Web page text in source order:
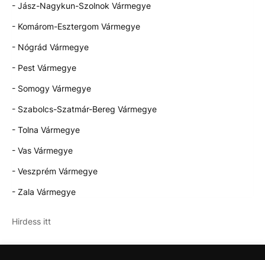
- Jász-Nagykun-Szolnok Vármegye
- Komárom-Esztergom Vármegye
- Nógrád Vármegye
- Pest Vármegye
- Somogy Vármegye
- Szabolcs-Szatmár-Bereg Vármegye
- Tolna Vármegye
- Vas Vármegye
- Veszprém Vármegye
- Zala Vármegye
Hirdess itt